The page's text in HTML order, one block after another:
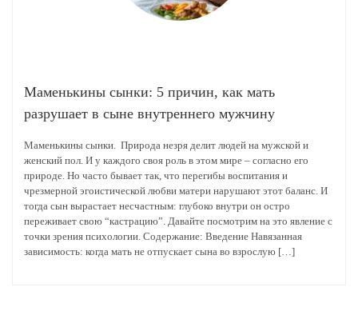
Маменькины сынки: 5 причин, как мать
разрушает в сыне внутреннего мужчину
Маменькины сынки. Природа незря делит людей на мужской и
женский пол. И у каждого своя роль в этом мире – согласно его
природе. Но часто бывает так, что перегибы воспитания и
чрезмерной эгоистической любви матери нарушают этот баланс. И
тогда сын вырастает несчастным: глубоко внутри он остро
переживает свою “кастрацию”. Давайте посмотрим на это явление с
точки зрения психологии. Содержание: Введение Навязанная
зависимость: когда мать не отпускает сына во взрослую […]